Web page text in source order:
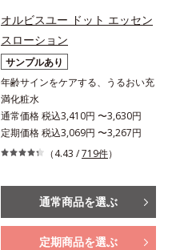
オルビスユー ドット エッセン
スローション
サンプルあり
年齢サインをケアする、うるおい充
満化粧水
通常価格 税込3,410円 〜3,630円
定期価格 税込3,069円 〜3,267円
（4.43 /719件）
通常商品を選ぶ
定期商品を選ぶ